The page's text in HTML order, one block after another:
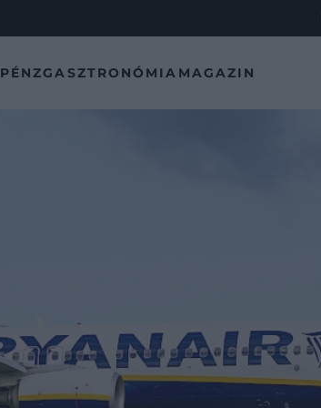
PÉNZGASZTRONÓMIA MAGAZIN